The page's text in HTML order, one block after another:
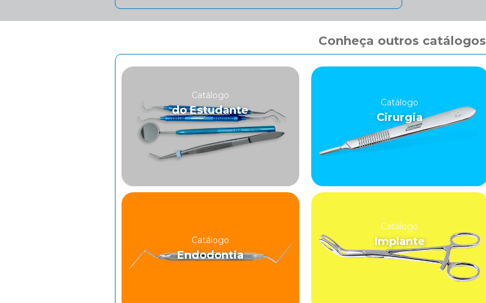
Conheça outros catálogos
Catálogo
do Estudante
Catálogo
Cirurgia
Catálogo
Endodontia
Catálogo
Implante